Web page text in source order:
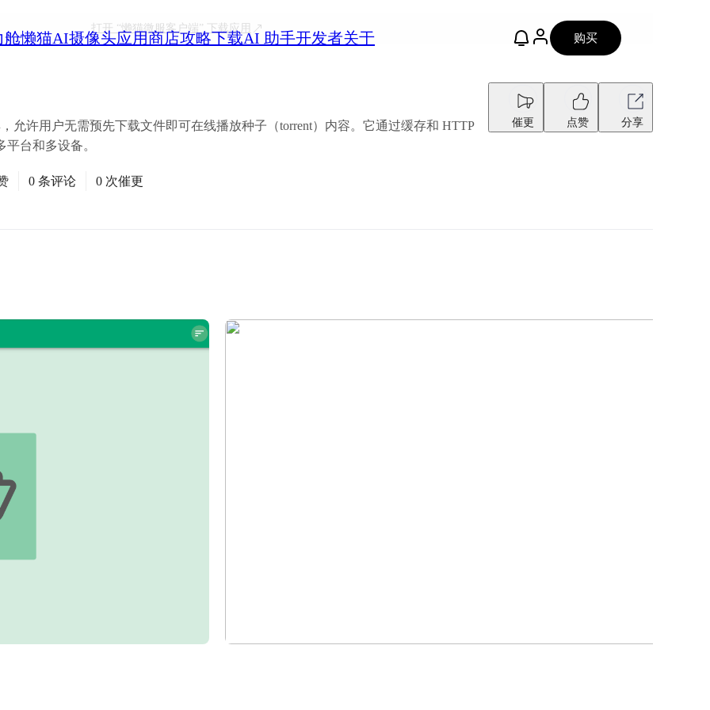
舱懒猫AI摄像头应用商店攻略下载AI 助手开发者关于 购买
打开 “懒猫微服客户端”下载应用
允许用户无需预先下载文件即可在线播放种子（torrent）内容。它通过缓存和 HTTP
台和多设备。
催更 点赞 分享
0 条评论 0 次催更